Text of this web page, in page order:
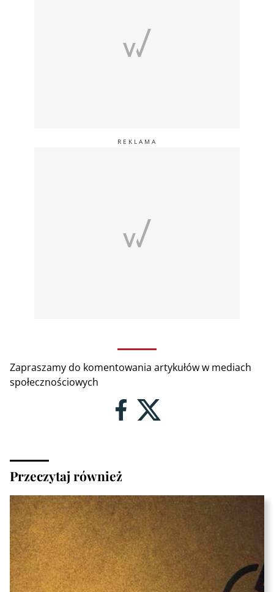
Zapraszamy do komentowania artykułów w mediach
społecznościowych
Przeczytaj również